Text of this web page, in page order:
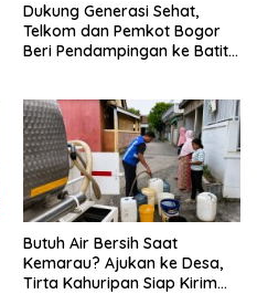
Dukung Generasi Sehat,
Telkom dan Pemkot Bogor
Beri Pendampingan ke Batita
Butuh Air Bersih Saat
Kemarau? Ajukan ke Desa,
Tirta Kahuripan Siap Kirim